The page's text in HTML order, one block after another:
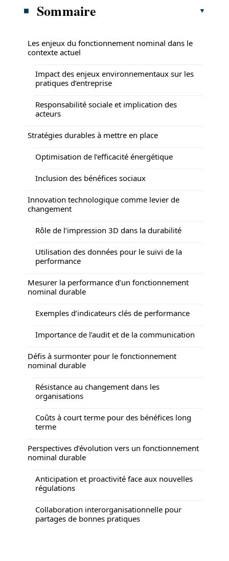
Sommaire
Les enjeux du fonctionnement nominal dans le
contexte actuel
Impact des enjeux environnementaux sur les
pratiques d’entreprise
Responsabilité sociale et implication des
acteurs
Stratégies durables à mettre en place
Optimisation de l’efficacité énergétique
Inclusion des bénéfices sociaux
Innovation technologique comme levier de
changement
Rôle de l’impression 3D dans la durabilité
Utilisation des données pour le suivi de la
performance
Mesurer la performance d’un fonctionnement
nominal durable
Exemples d’indicateurs clés de performance
Importance de l’audit et de la communication
Défis à surmonter pour le fonctionnement
nominal durable
Résistance au changement dans les
organisations
Coûts à court terme pour des bénéfices long
terme
Perspectives d’évolution vers un fonctionnement
nominal durable
Anticipation et proactivité face aux nouvelles
régulations
Collaboration interorganisationnelle pour
partages de bonnes pratiques